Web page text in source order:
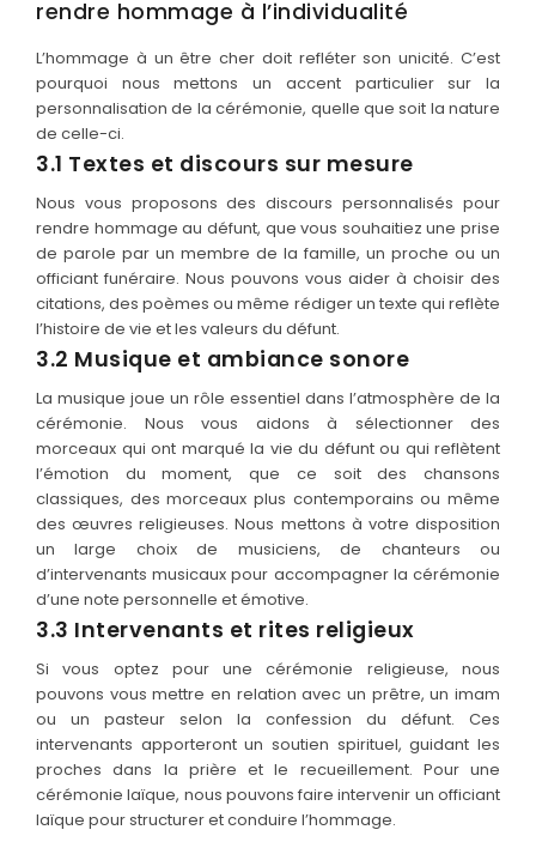
rendre hommage à l’individualité
L’hommage à un être cher doit refléter son unicité. C’est
pourquoi nous mettons un accent particulier sur la
personnalisation de la cérémonie, quelle que soit la nature
de celle-ci.
3.1 Textes et discours sur mesure
Nous vous proposons des discours personnalisés pour
rendre hommage au défunt, que vous souhaitiez une prise
de parole par un membre de la famille, un proche ou un
officiant funéraire. Nous pouvons vous aider à choisir des
citations, des poèmes ou même rédiger un texte qui reflète
l’histoire de vie et les valeurs du défunt.
3.2 Musique et ambiance sonore
La musique joue un rôle essentiel dans l’atmosphère de la
cérémonie. Nous vous aidons à sélectionner des
morceaux qui ont marqué la vie du défunt ou qui reflètent
l’émotion du moment, que ce soit des chansons
classiques, des morceaux plus contemporains ou même
des œuvres religieuses. Nous mettons à votre disposition
un large choix de musiciens, de chanteurs ou
d’intervenants musicaux pour accompagner la cérémonie
d’une note personnelle et émotive.
3.3 Intervenants et rites religieux
Si vous optez pour une cérémonie religieuse, nous
pouvons vous mettre en relation avec un prêtre, un imam
ou un pasteur selon la confession du défunt. Ces
intervenants apporteront un soutien spirituel, guidant les
proches dans la prière et le recueillement. Pour une
cérémonie laïque, nous pouvons faire intervenir un officiant
laïque pour structurer et conduire l’hommage.